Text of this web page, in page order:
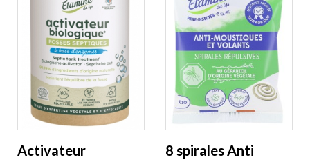
Activateur
8 spirales Anti